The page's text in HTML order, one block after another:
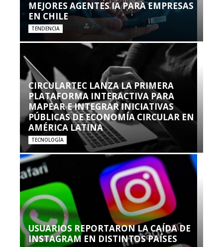
MEJORES AGENTES IA PARA EMPRESAS
EN CHILE
TENDENCIA
CIRCULARTEC LANZA LA PRIMERA
PLATAFORMA INTERACTIVA PARA
MAPEAR E INTEGRAR INICIATIVAS
PÚBLICAS DE ECONOMÍA CIRCULAR EN
AMÉRICA LATINA
TECNOLOGÍA
USUARIOS REPORTARON LA CAÍDA DE
INSTAGRAM EN DISTINTOS PAÍSES